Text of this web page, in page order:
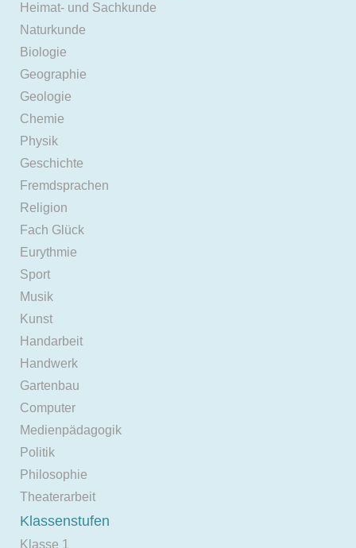
Heimat- und Sachkunde
Naturkunde
Biologie
Geographie
Geologie
Chemie
Physik
Geschichte
Fremdsprachen
Religion
Fach Glück
Eurythmie
Sport
Musik
Kunst
Handarbeit
Handwerk
Gartenbau
Computer
Medienpädagogik
Politik
Philosophie
Theaterarbeit
Klassenstufen
Klasse 1